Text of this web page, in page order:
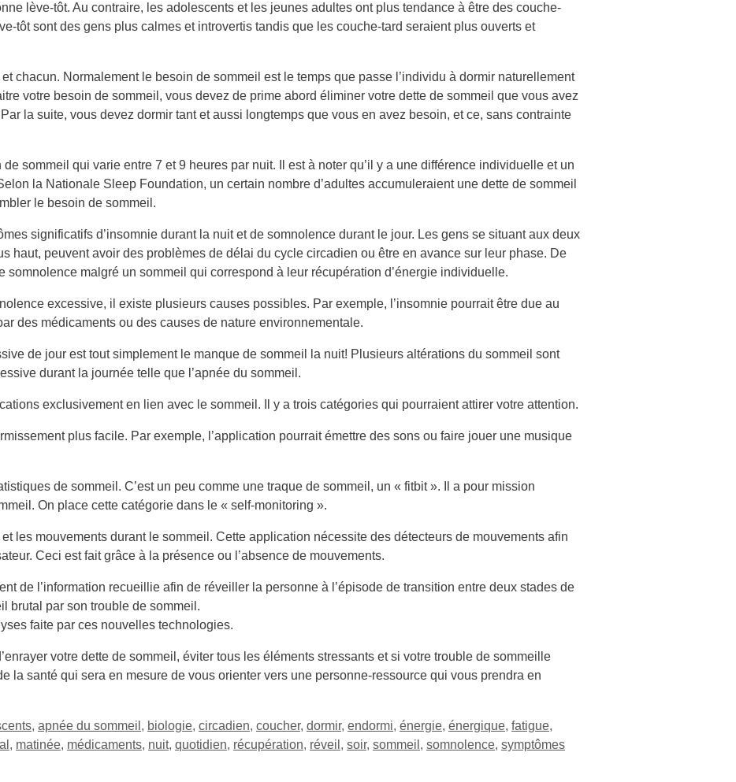
lève-tôt. Au contraire, les adolescents et les jeunes adultes ont plus tendance à être des couche-
tôt sont des gens plus calmes et introvertis tandis que les couche-tard seraient plus ouverts et
chacun. Normalement le besoin de sommeil est le temps que passe l’individu à dormir naturellement
votre besoin de sommeil, vous devez de prime abord éliminer votre dette de sommeil que vous avez
la suite, vous devez dormir tant et aussi longtemps que vous en avez besoin, et ce, sans contrainte
sommeil qui varie entre 7 et 9 heures par nuit. Il est à noter qu’il y a une différence individuelle et un
la Nationale Sleep Foundation, un certain nombre d’adultes accumuleraient une dette de sommeil
le besoin de sommeil.
significatifs d’insomnie durant la nuit et de somnolence durant le jour. Les gens se situant aux deux
haut, peuvent avoir des problèmes de délai du cycle circadien ou être en avance sur leur phase. De
malgré un sommeil qui correspond à leur récupération d’énergie individuelle.
excessive, il existe plusieurs causes possibles. Par exemple, l’insomnie pourrait être due au
des médicaments ou des causes de nature environnementale.
de jour est tout simplement le manque de sommeil la nuit! Plusieurs altérations du sommeil sont
durant la journée telle que l’apnée du sommeil.
exclusivement en lien avec le sommeil. Il y a trois catégories qui pourraient attirer votre attention.
plus facile. Par exemple, l’application pourrait émettre des sons ou faire jouer une musique
de sommeil. C’est un peu comme une traque de sommeil, un « fitbit ». Il a pour mission
On place cette catégorie dans le « self-monitoring ».
les mouvements durant le sommeil. Cette application nécessite des détecteurs de mouvements afin
Ceci est fait grâce à la présence ou l’absence de mouvements.
de l’information recueillie afin de réveiller la personne à l’épisode de transition entre deux stades de
brutal par son trouble de sommeil.
faite par ces nouvelles technologies.
votre dette de sommeil, éviter tous les éléments stressants et si votre trouble de sommeille
la santé qui sera en mesure de vous orienter vers une personne-ressource qui vous prendra en
, apnée du sommeil , biologie, circadien, coucher, dormir, endormi, énergie, énergique, fatigue,
, matinée, médicaments, nuit, quotidien, récupération, réveil , soir, sommeil , somnolence, symptômes